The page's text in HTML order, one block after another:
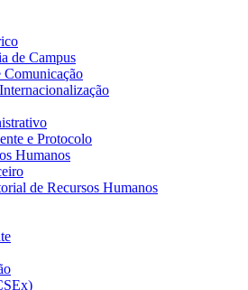
de Campus
Comunicação
e Protocolo
Humanos
de Recursos Humanos